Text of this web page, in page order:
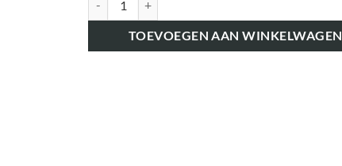
TOEVOEGEN AAN WINKELWAGEN